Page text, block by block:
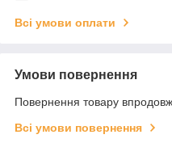
Всі умови оплати
Умови повернення
Повернення товару
Всі умови повернення